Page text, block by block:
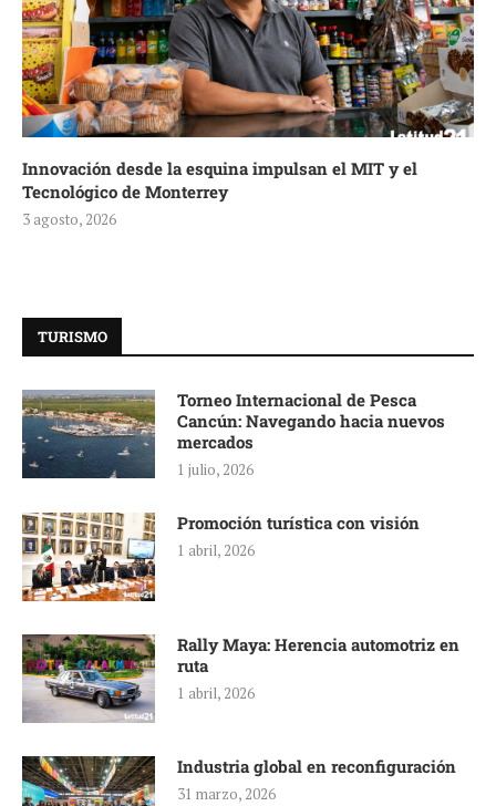
Innovación desde la esquina impulsan el MIT y el
Tecnológico de Monterrey
3 agosto, 2026
TURISMO
Torneo Internacional de Pesca
Cancún: Navegando hacia nuevos
mercados
1 julio, 2026
Promoción turística con visión
1 abril, 2026
Rally Maya: Herencia automotriz en
ruta
1 abril, 2026
Industria global en reconfiguración
31 marzo, 2026